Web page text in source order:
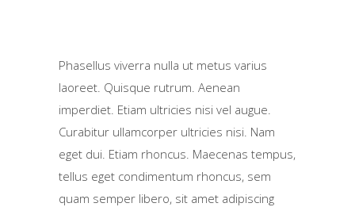
Phasellus viverra nulla ut metus varius
laoreet. Quisque rutrum. Aenean
imperdiet. Etiam ultricies nisi vel augue.
Curabitur ullamcorper ultricies nisi. Nam
eget dui. Etiam rhoncus. Maecenas tempus,
tellus eget condimentum rhoncus, sem
quam semper libero, sit amet adipiscing